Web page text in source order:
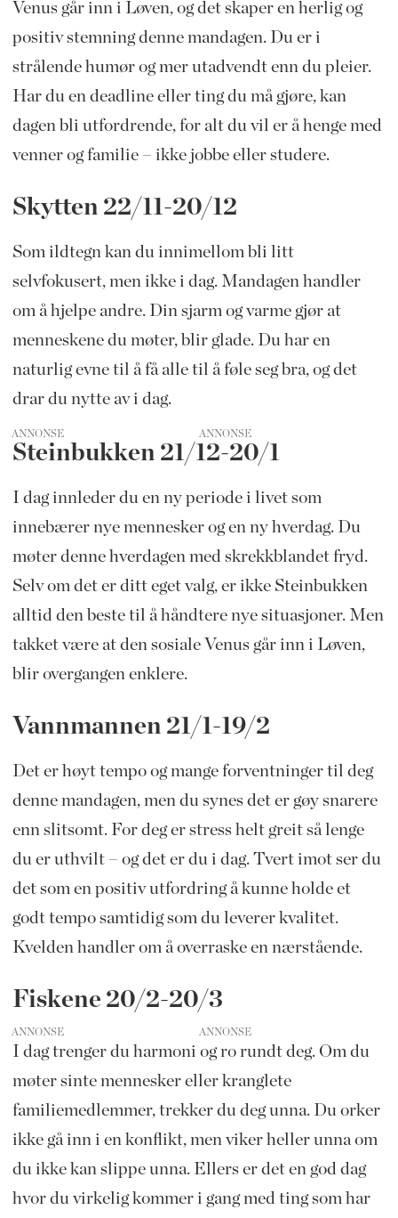
Venus går inn i Løven, og det skaper en herlig og
positiv stemning denne mandagen. Du er i
strålende humør og mer utadvendt enn du pleier.
Har du en deadline eller ting du må gjøre, kan
dagen bli utfordrende, for alt du vil er å henge med
venner og familie – ikke jobbe eller studere.
Skytten 22/11-20/12
Som ildtegn kan du innimellom bli litt
selvfokusert, men ikke i dag. Mandagen handler
om å hjelpe andre. Din sjarm og varme gjør at
menneskene du møter, blir glade. Du har en
naturlig evne til å få alle til å føle seg bra, og det
drar du nytte av i dag.
ANNONSE
Steinbukken 21/12-20/1
I dag innleder du en ny periode i livet som
innebærer nye mennesker og en ny hverdag. Du
møter denne hverdagen med skrekkblandet fryd.
Selv om det er ditt eget valg, er ikke Steinbukken
alltid den beste til å håndtere nye situasjoner. Men
takket være at den sosiale Venus går inn i Løven,
blir overgangen enklere.
Vannmannen 21/1-19/2
Det er høyt tempo og mange forventninger til deg
denne mandagen, men du synes det er gøy snarere
enn slitsomt. For deg er stress helt greit så lenge
du er uthvilt – og det er du i dag. Tvert imot ser du
det som en positiv utfordring å kunne holde et
godt tempo samtidig som du leverer kvalitet.
Kvelden handler om å overraske en nærstående.
Fiskene 20/2-20/3
ANNONSE
I dag trenger du harmoni og ro rundt deg. Om du
møter sinte mennesker eller kranglete
familiemedlemmer, trekker du deg unna. Du orker
ikke gå inn i en konflikt, men viker heller unna om
du ikke kan slippe unna. Ellers er det en god dag
hvor du virkelig kommer i gang med ting som har